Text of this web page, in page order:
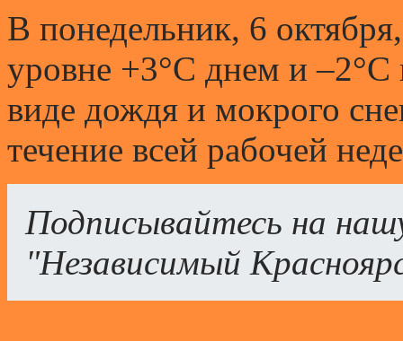
В понедельник, 6
уровне +3°С днем и
виде дождя и мокрого
течение всей рабочей
Подписывайтесь на
"Независимый